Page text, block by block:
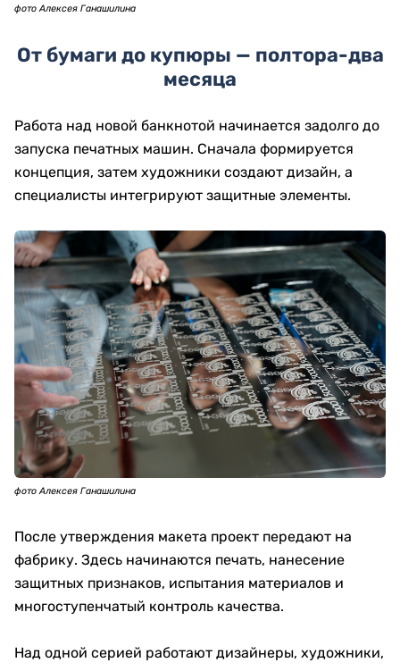
фото Алексея Ганашилина
От бумаги до купюры — полтора-два
месяца
Работа над новой банкнотой начинается задолго до
запуска печатных машин. Сначала формируется
концепция, затем художники создают дизайн, а
специалисты интегрируют защитные элементы.
фото Алексея Ганашилина
После утверждения макета проект передают на
фабрику. Здесь начинаются печать, нанесение
защитных признаков, испытания материалов и
многоступенчатый контроль качества.
Над одной серией работают дизайнеры, художники,